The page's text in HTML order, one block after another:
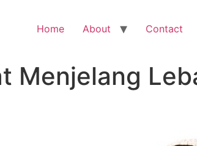
Home About Contact
Menjelang